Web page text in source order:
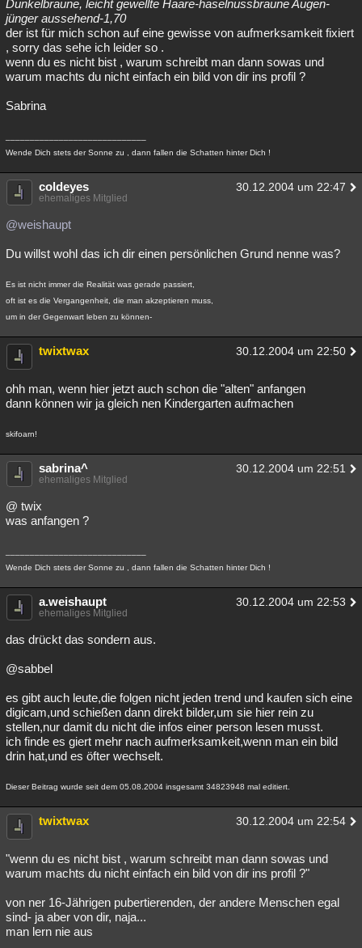
Dunkelbraune, leicht gewellte Haare-haselnussbraune Augen-
jünger aussehend-1,70
der ist für mich schon auf eine gewisse von aufmerksamkeit fixiert
, sorry das sehe ich leider so .
wenn du es nicht bist , warum schreibt man dann sowas und
warum machts du nicht einfach ein bild von dir ins profil ?
Sabrina
Wende Dich stets der Sonne zu , dann fallen die Schatten hinter Dich !
coldeyes 30.12.2004 um 22:47
ehemaliges Mitglied
@weishaupt
Du willst wohl das ich dir einen persönlichen Grund nenne was?
Es ist nicht immer die Realität was gerade passiert,
oft ist es die Vergangenheit, die man akzeptieren muss,
um in der Gegenwart leben zu können-
twixtwax 30.12.2004 um 22:50
ohh man, wenn hier jetzt auch schon die "alten" anfangen
dann können wir ja gleich nen Kindergarten aufmachen
skifoarn!
sabrina^ 30.12.2004 um 22:51
ehemaliges Mitglied
@ twix
was anfangen ?
Wende Dich stets der Sonne zu , dann fallen die Schatten hinter Dich !
a.weishaupt 30.12.2004 um 22:53
ehemaliges Mitglied
das drückt das sondern aus.
@sabbel
es gibt auch leute,die folgen nicht jeden trend und kaufen sich eine
digicam,und schießen dann direkt bilder,um sie hier rein zu
stellen,nur damit du nicht die infos einer person lesen musst.
ich finde es giert mehr nach aufmerksamkeit,wenn man ein bild
drin hat,und es öfter wechselt.
Dieser Beitrag wurde seit dem 05.08.2004 insgesamt 34823948 mal editiert.
twixtwax 30.12.2004 um 22:54
"wenn du es nicht bist , warum schreibt man dann sowas und
warum machts du nicht einfach ein bild von dir ins profil ?"
von ner 16-Jährigen pubertierenden, der andere Menschen egal
sind- ja aber von dir, naja...
man lern nie aus